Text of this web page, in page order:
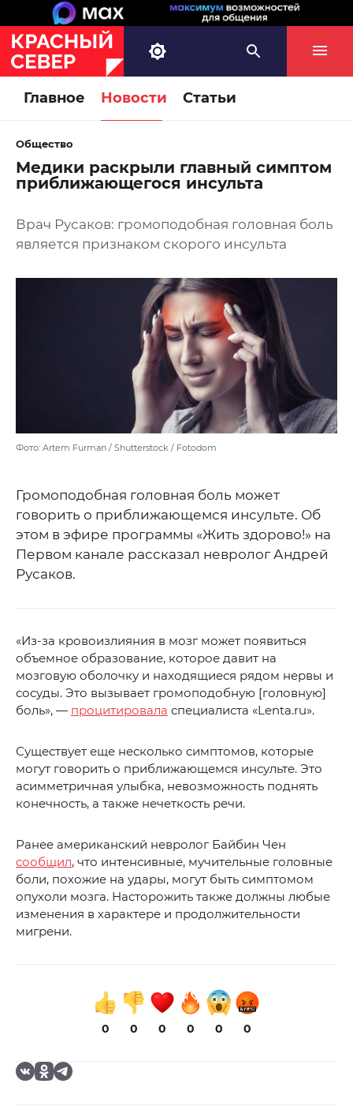
Главное Новости Статьи
Общество
Медики раскрыли главный симптом
приближающегося инсульта
Врач Русаков: громоподобная головная боль
является признаком скорого инсульта
Фото: Artem Furman / Shutterstock / Fotodom
Громоподобная головная боль может
говорить о приближающемся инсульте. Об
этом в эфире программы «Жить здорово!» на
Первом канале рассказал невролог Андрей
Русаков.
«Из-за кровоизлияния в мозг может появиться
объемное образование, которое давит на
мозговую оболочку и находящиеся рядом нервы и
сосуды. Это вызывает громоподобную [головную]
боль», — процитировала специалиста «Lenta.ru».
Существует еще несколько симптомов, которые
могут говорить о приближающемся инсульте. Это
асимметричная улыбка, невозможность поднять
конечность, а также нечеткость речи.
Ранее американский невролог Байбин Чен
сообщил, что интенсивные, мучительные головные
боли, похожие на удары, могут быть симптомом
опухоли мозга. Насторожить также должны любые
изменения в характере и продолжительности
мигрени.
0 0 0 0 0 0